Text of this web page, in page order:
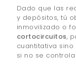
Dado que las
y depósitos, tú
inmovilizado o
cortocircuitos,
cuantitativa
si no se